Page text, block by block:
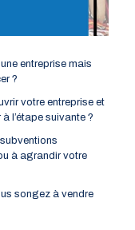
entreprise mais
?
votre entreprise et
l’étape suivante ?
à agrandir votre
songez à vendre